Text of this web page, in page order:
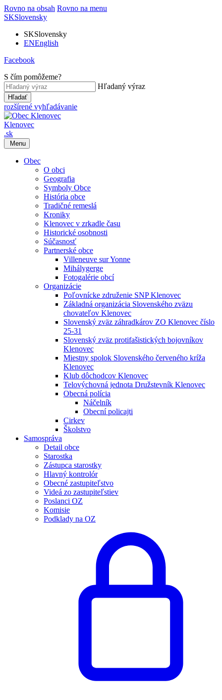
Rovno na obsah Rovno na menu
SKSlovensky
SKSlovensky
ENEnglish
Facebook
S čím pomôžeme?
Hľadaný výraz
Hľadať
rozšírené vyhľadávanie
Klenovec
.sk
Menu
Obec
O obci
Geografia
Symboly Obce
História obce
Tradičné remeslá
Kroniky
Klenovec v zrkadle času
Historické osobnosti
Súčasnosť
Partnerské obce
Villeneuve sur Yonne
Mihálygerge
Fotogalérie obcí
Organizácie
Poľovnícke združenie SNP Klenovec
Základná organizácia Slovenského zväzu
chovateľov Klenovec
Slovenský zväz záhradkárov ZO Klenovec číslo
25-31
Slovenský zväz protifašistických bojovníkov
Klenovec
Miestny spolok Slovenského červeného kríža
Klenovec
Klub dôchodcov Klenovec
Telovýchovná jednota Družstevník Klenovec
Obecná polícia
Náčelník
Obecní policajti
Cirkev
Školstvo
Samospráva
Detail obce
Starostka
Zástupca starostky
Hlavný kontrolór
Obecné zastupiteľstvo
Videá zo zastupiteľstiev
Poslanci OZ
Komisie
Podklady na OZ